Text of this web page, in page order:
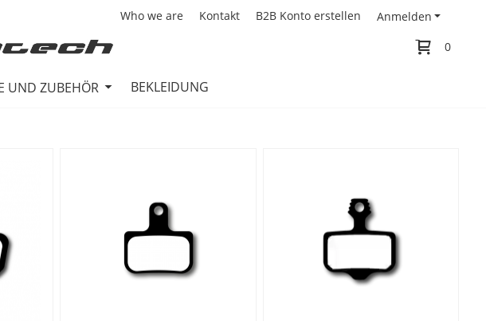
Anmelden
Who we are Kontakt B2B Konto erstellen
0
UND ZUBEHÖR BEKLEIDUNG